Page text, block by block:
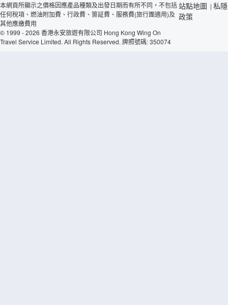
本網頁所顯示之價格因應產品種類及出發日期而有所不同，不包括
任何稅項、燃油附加費、行政費、簽証費、服務費(旅行團適用)及
其他應繳費用
© 1999 - 2026 香港永安旅遊有限公司 Hong Kong Wing On
Travel Service Limited. All Rights Reserved. 牌照號碼: 350074
站點地圖 | 私隱
政策